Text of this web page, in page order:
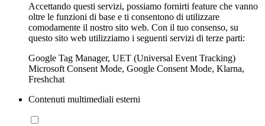
Accettando questi servizi, possiamo fornirti feature che vanno
oltre le funzioni di base e ti consentono di utilizzare
comodamente il nostro sito web. Con il tuo consenso, su
questo sito web utilizziamo i seguenti servizi di terze parti:
Google Tag Manager, UET (Universal Event Tracking)
Microsoft Consent Mode, Google Consent Mode, Klarna,
Freshchat
Contenuti multimediali esterni